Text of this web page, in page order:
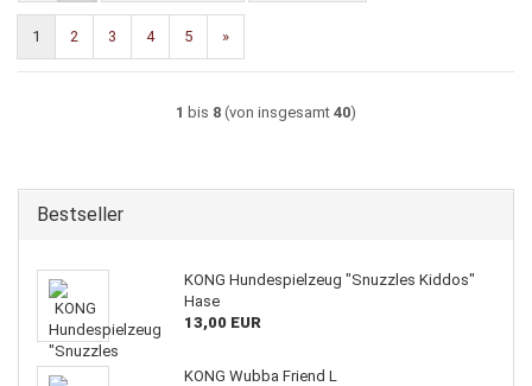
1 2 3 4 5 »
1 bis 8 (von insgesamt 40)
Bestseller
KONG Hundespielzeug "Snuzzles Kiddos"
Hase
13,00 EUR
KONG Wubba Friend L